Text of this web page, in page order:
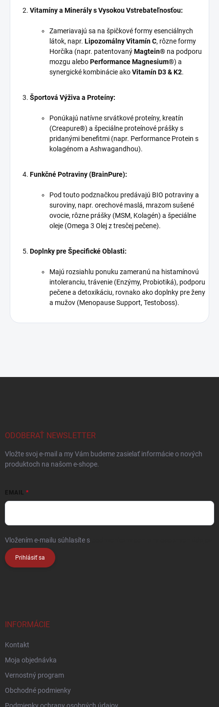
Vitamíny a Minerály s Vysokou Vstrebateľnosťou:
Zameriavajú sa na špičkové formy esenciálnych
látok, napr. Lipozomálny Vitamín C, rôzne formy
Horčíka (napr. patentovanýMagtein® na podporu
mozgu aleboPerformance Magnesium®) a
synergické kombinácie akoVitamín D3 & K2.
Športová Výživa a Proteíny:
Ponúkajú natívne srvátkové proteíny, kreatín
(Creapure®) a špeciálne proteínové prášky s
pridanými benefitmi (napr. Performance Protein s
kolagénom a Ashwagandhou).
Funkčné Potraviny (BrainPure):
Pod touto podznačkou predávajú BIO potraviny a
suroviny, napr. orechové maslá, mrazom sušené
ovocie, rôzne prášky (MSM, Kolagén) a špeciálne
oleje (Omega 3 Olej z tresčej pečene).
Doplnky pre Špecifické Oblasti:
Majú rozsiahlu ponuku zameranú na histamínovú
intoleranciu, trávenie (Enzýmy, Probiotiká), podporu
pečene a detoxikáciu, rovnako ako doplnky pre ženy
a mužov (Menopause Support, Testoboss).
ODOBERAŤ NEWSLETTER
Vložte svoj e-mail a my Vám budeme zasielať informácie o nových
produktoch na našom e-shope.
EMAIL
Vložením e-mailu súhlasíte s
Prihlásiť sa
INFORMÁCIE
Kontakt
Moja objednávka
Vernostný program
Obchodné podmienky